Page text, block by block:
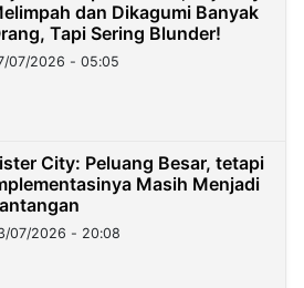
dan Dikagumi Banyak
Tapi Sering Blunder!
07/2026 - 05:05
City: Peluang Besar, tetapi
Masih Menjadi
07/2026 - 20:08